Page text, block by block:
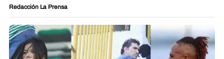
Redacción La Prensa